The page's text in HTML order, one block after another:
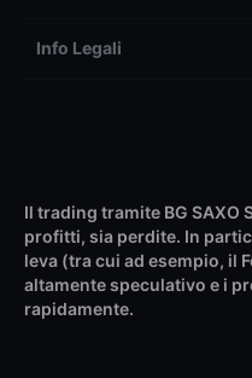
Info Legali
Il trading tramite BG SAXO
profitti, sia perdite. In
leva (tra cui ad esempio, il
altamente speculativo e i
rapidamente.